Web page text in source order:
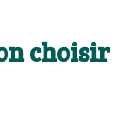
choisir